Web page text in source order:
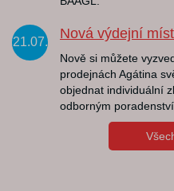
21.07.
Nová výdejní
Nově si můžete
prodejnách Agátina
objednat individuální
odborným